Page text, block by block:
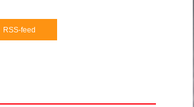
RSS-feed